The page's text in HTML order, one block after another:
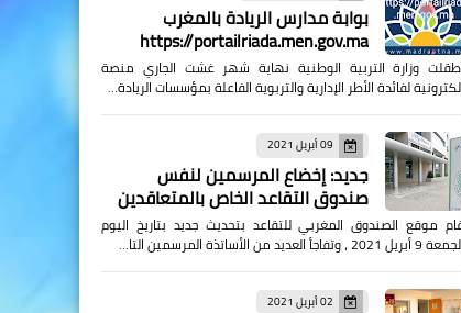
بوابة مدارس الريادة بالمغرب
https://portailriada.men.gov.ma
وزارة التربية الوطنية نهاية شهر غشت الجاري منصة
لفائدة الأطر الإدارية والتربوية الفاعلة بمؤسسات الريادة…
09 أبريل 2021
جديد: إخضاع المرسمين لنفس
صندوق التقاعد الخاص بالمتعاقدين
موقع الصندوق المغربي للتقاعد بتحديث جديد بتاريخ اليوم
2021 ، وتفاجأ العديد من الأساتذة المرسمين التا…
02 أبريل 2021